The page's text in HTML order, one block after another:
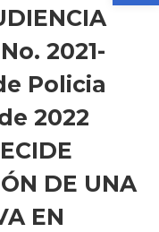
2021-
Policia
2022
DE UNA
EN